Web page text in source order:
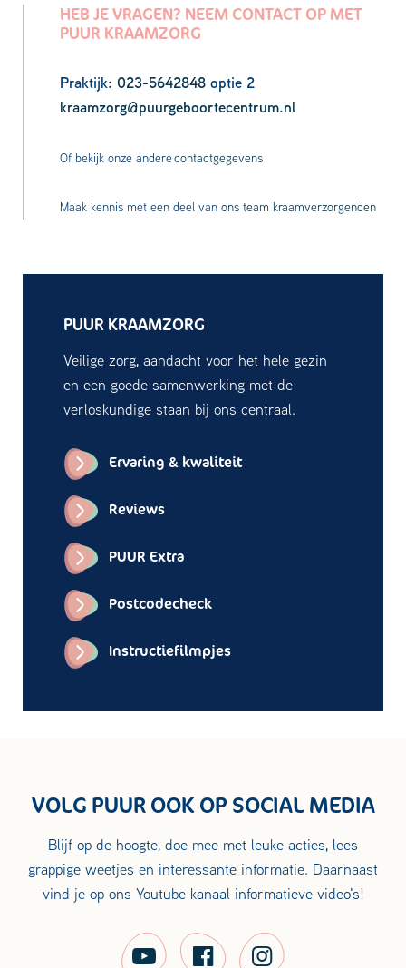
HEB JE VRAGEN? NEEM CONTACT OP MET
PUUR KRAAMZORG
Praktijk: 023-5642848 optie 2
kraamzorg@puurgeboortecentrum.nl
Of bekijk onze anderecontactgegevens
Maak kennis met een deel van ons team kraamverzorgenden
PUUR KRAAMZORG
Veilige zorg, aandacht voor het hele gezin
en een goede samenwerking met de
verloskundige staan bij ons centraal.
Ervaring & kwaliteit
Reviews
PUUR Extra
Postcodecheck
Instructiefilmpjes
VOLG PUUR OOK OP SOCIAL MEDIA
Blijf op de hoogte, doe mee met leuke acties, lees
grappige weetjes en interessante informatie. Daarnaast
vind je op ons Youtube kanaal informatieve video's!